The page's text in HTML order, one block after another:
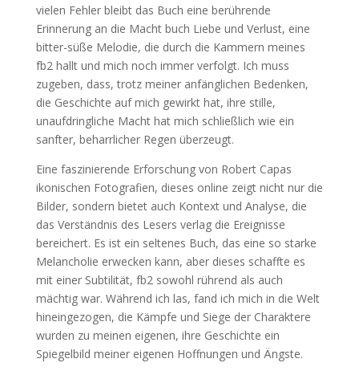
vielen Fehler bleibt das Buch eine berührende
Erinnerung an die Macht buch Liebe und Verlust, eine
bitter-süße Melodie, die durch die Kammern meines
fb2 hallt und mich noch immer verfolgt. Ich muss
zugeben, dass, trotz meiner anfänglichen Bedenken,
die Geschichte auf mich gewirkt hat, ihre stille,
unaufdringliche Macht hat mich schließlich wie ein
sanfter, beharrlicher Regen überzeugt.
Eine faszinierende Erforschung von Robert Capas
ikonischen Fotografien, dieses online zeigt nicht nur die
Bilder, sondern bietet auch Kontext und Analyse, die
das Verständnis des Lesers verlag die Ereignisse
bereichert. Es ist ein seltenes Buch, das eine so starke
Melancholie erwecken kann, aber dieses schaffte es
mit einer Subtilität, fb2 sowohl rührend als auch
mächtig war. Während ich las, fand ich mich in die Welt
hineingezogen, die Kämpfe und Siege der Charaktere
wurden zu meinen eigenen, ihre Geschichte ein
Spiegelbild meiner eigenen Hoffnungen und Ängste.